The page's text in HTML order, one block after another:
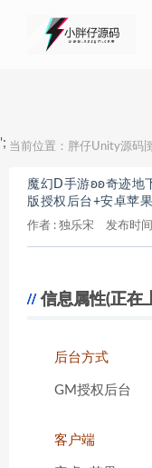
'; 当前位置： 胖仔Unity源码|
魔幻D手游ʚʚ奇迹地
版授权后台+安卓苹
作者 : 独乐宋 发布时间
信息属性(正在
后台方式
GM授权后台
客户端